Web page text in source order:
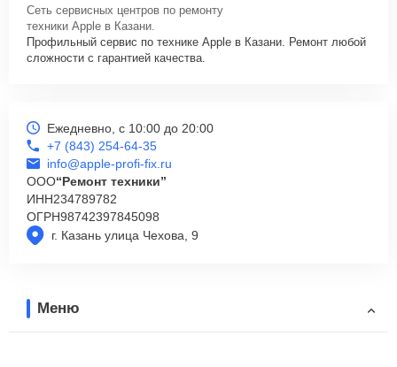
Сеть сервисных центров по ремонту
техники Apple в Казани.
Профильный сервис по технике Apple в Казани. Ремонт любой
сложности с гарантией качества.
г. Казань улица Чехова, 9
Ежедневно, с 10:00 до 20:00
+7 (843) 254-64-35
info@apple-profi-fix.ru
ООО“Ремонт техники”
ИНН234789782
ОГРН98742397845098
Меню